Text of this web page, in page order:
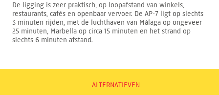
De ligging is zeer praktisch, op loopafstand van winkels,
restaurants, cafés en openbaar vervoer. De AP-7 ligt op slechts
3 minuten rijden, met de luchthaven van Málaga op ongeveer
25 minuten, Marbella op circa 15 minuten en het strand op
slechts 6 minuten afstand.
ALTERNATIEVEN